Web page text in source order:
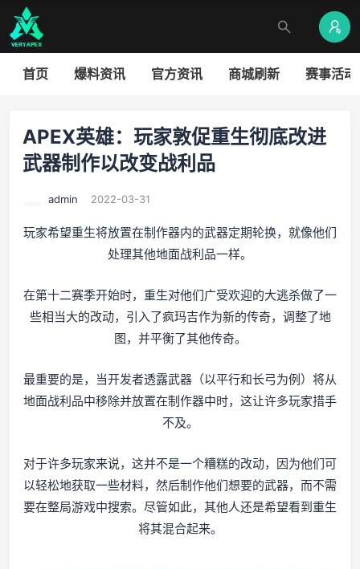
首页 爆料资讯 官方资讯 商城刷新 赛事活动
APEX英雄：玩家敦促重生彻底改进
武器制作以改变战利品
admin 2022-03-31
玩家希望重生将放置在制作器内的武器定期轮换，就像他们
处理其他地面战利品一样。
在第十二赛季开始时，重生对他们广受欢迎的大逃杀做了一
些相当大的改动，引入了疯玛吉作为新的传奇，调整了地
图，并平衡了其他传奇。
最重要的是，当开发者透露武器（以平行和长弓为例）将从
地面战利品中移除并放置在制作器中时，这让许多玩家措手
不及。
对于许多玩家来说，这并不是一个糟糕的改动，因为他们可
以轻松地获取一些材料，然后制作他们想要的武器，而不需
要在整局游戏中搜索。尽管如此，其他人还是希望看到重生
将其混合起来。